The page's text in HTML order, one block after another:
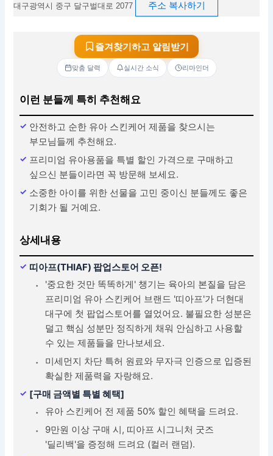
대구광역시 중구 달구벌대로 2077 주소 복사하기
즐겨찾기하고 알림받기
맞춤 달력 실시간 소식 리마인더
이런 분들께 특히 추천해요
안전하고 순한 유아 스킨케어 제품을 찾으시는
부모님들께 추천해요.
프리미엄 유아용품을 특별 할인 가격으로 구매하고
싶으신 분들이라면 꼭 방문해 보세요.
소중한 아이를 위한 선물을 고민 중이신 분들께도 좋은
기회가 될 거예요.
상세내용
띠아프(THIAF) 팝업스토어 오픈!
'중요한 것만 똑똑하게' 챙기는 육아의 본질을 담은
프리미엄 유아 스킨케어 브랜드 '띠아프'가 더현대
대구에 첫 팝업스토어를 열었어요. 불필요한 성분은
덜고 핵심 성분만 정직하게 채워 안심하고 사용할
수 있는 제품들을 만나보세요.
미세먼지 차단 특허 원료와 무자극 인증으로 입증된
확실한 제품력을 자랑해요.
[구매 금액별 특별 혜택]
유아 스킨케어 전 제품 50% 할인 혜택을 드려요.
9만원 이상 구매 시, 띠아프 시그니처 굿즈
'딜리백'을 증정해 드려요 (컬러 랜덤).